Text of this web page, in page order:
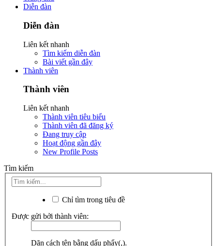
Diễn đàn
Diễn đàn
Liên kết nhanh
Tìm kiếm diễn đàn
Bài viết gần đây
Thành viên
Thành viên
Liên kết nhanh
Thành viên tiêu biểu
Thành viên đã đăng ký
Đang truy cập
Hoạt động gần đây
New Profile Posts
Tìm kiếm
Chỉ tìm trong tiêu đề
Được gửi bởi thành viên:
Dãn cách tên bằng dấu phẩy(,).